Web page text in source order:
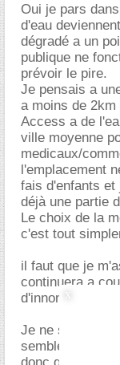
Oui je pars
d'eau
dégradé a un
publique ne
prévoir le pire.
Je pensais a
a moins de
Access a de
ville moyenne
medicaux/
l'emplacement
fais d'enfants et
déjà une partie
Le choix de la
c'est tout
il faut que je
continuera a
d'innondation.
Je ne suis pas
semblerais que